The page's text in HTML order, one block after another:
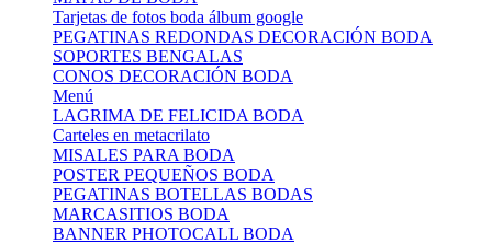
Tarjetas de fotos boda álbum google
PEGATINAS REDONDAS DECORACIÓN BODA
SOPORTES BENGALAS
CONOS DECORACIÓN BODA
Menú
LAGRIMA DE FELICIDA BODA
Carteles en metacrilato
MISALES PARA BODA
POSTER PEQUEÑOS BODA
PEGATINAS BOTELLAS BODAS
MARCASITIOS BODA
BANNER PHOTOCALL BODA